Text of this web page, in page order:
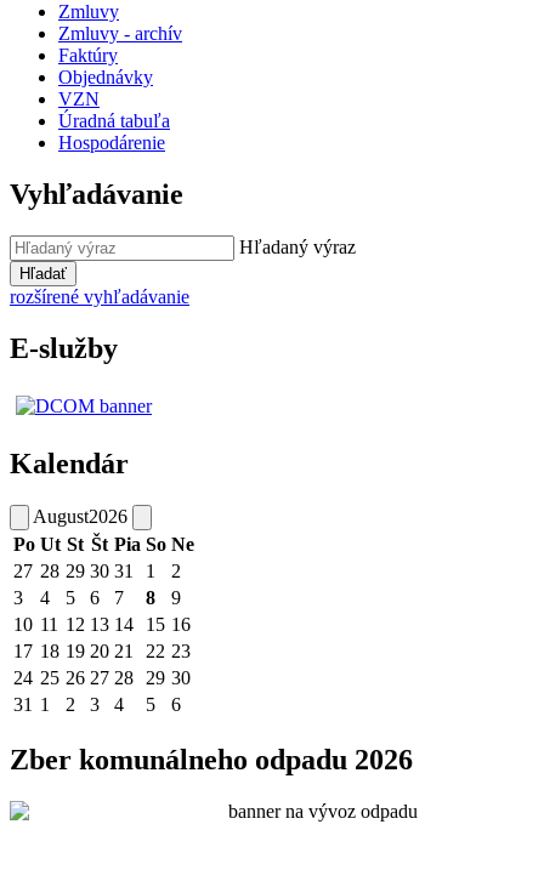
Zmluvy
Zmluvy - archív
Faktúry
Objednávky
VZN
Úradná tabuľa
Hospodárenie
Vyhľadávanie
Hľadaný výraz
Hľadať
rozšírené vyhľadávanie
E-služby
Kalendár
August2026
Po Ut St Št Pia So Ne
27 28 29 30 31 1
2
3
4 5 6 7 8
9
10 11 12 13 14 15 16
17 18 19 20 21 22 23
24 25 26 27 28 29 30
31 1 2 3 4 5 6
Zber komunálneho odpadu 2026